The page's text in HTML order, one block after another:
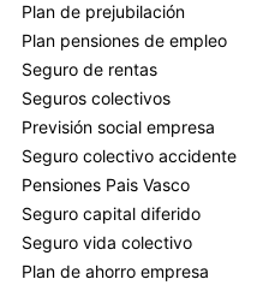
Plan de prejubilación
Plan pensiones de empleo
Seguro de rentas
Seguros colectivos
Previsión social empresa
Seguro colectivo accidente
Pensiones Pais Vasco
Seguro capital diferido
Seguro vida colectivo
Plan de ahorro empresa